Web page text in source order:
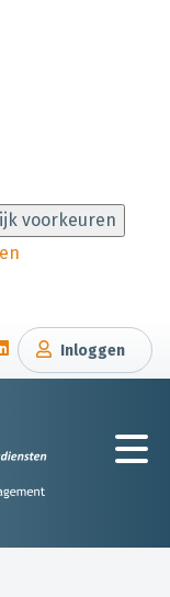
voorkeuren
Inloggen